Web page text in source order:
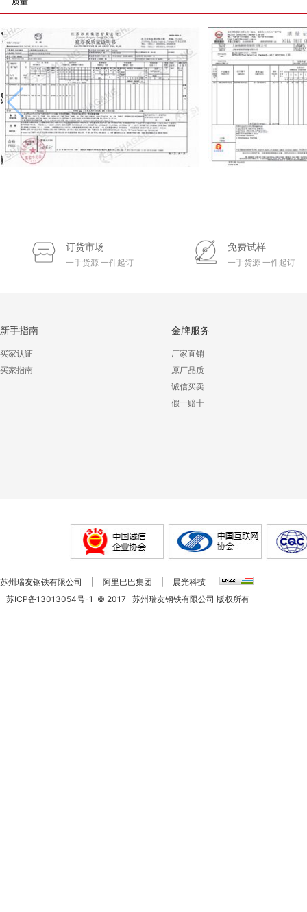
订货市场
一手货源 一件起订
免费试样
一手货源 一件起订
新手指南
买家认证
买家指南
金牌服务
厂家直销
原厂品质
诚信买卖
假一赔十
苏州瑞友钢铁有限公司 阿里巴巴集团
晨光科技
苏ICP备13013054号-1 © 2017 苏州瑞友钢铁有限公司 版权所有